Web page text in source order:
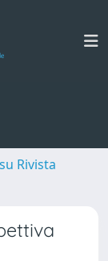
Rivista